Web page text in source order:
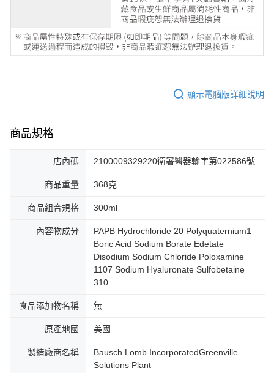
顯示電腦版詳細說明
商品規格
店內碼 2100009329220衛署醫器輸字第022586號
商品重量 368克
商品組合規格 300ml
內容物成分
PAPB Hydrochloride 20 Polyquaternium1
Boric Acid Sodium Borate Edetate
Disodium Sodium Chloride Poloxamine
1107 Sodium Hyaluronate Sulfobetaine
310
食品添加物名稱 無
原產地國 美國
製造廠商名稱
Bausch Lomb IncorporatedGreenville
Solutions Plant